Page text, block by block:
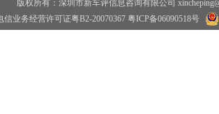
版权所有：深圳市新车评信息咨询有限公司
信业务经营许可证粤B2-20070367 粤ICP备06090518号